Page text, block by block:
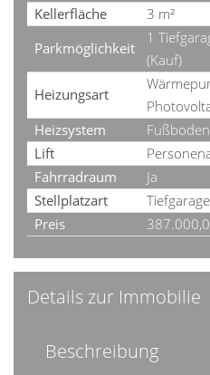
Kellerfläche
3 m²
Parkmöglichkeit
1
(Kauf)
Heizungsart
Heizsystem
Lift
Fahrradraum
Ja
Stellplatzart
Tiefgarage
Preis
Details zur Immobilie
Beschreibung